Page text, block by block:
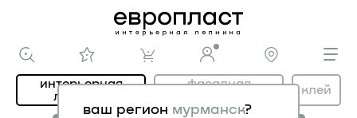
ваш регион мурманск?
интерьерная
лепнина
фасадная
клей